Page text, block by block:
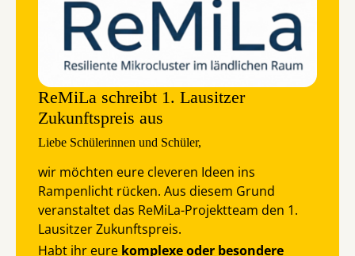
ReMiLa schreibt 1. Lausitzer
Zukunftspreis aus
Liebe Schülerinnen und Schüler,
wir möchten eure cleveren Ideen ins
Rampenlicht rücken. Aus diesem Grund
veranstaltet das ReMiLa-Projektteam den 1.
Lausitzer Zukunftspreis.
Habt ihr eure komplexe oder besondere